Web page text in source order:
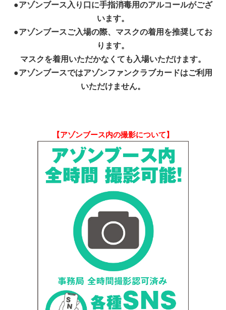
●アゾンブース入り口に手指消毒用のアルコールがござ
います。
●アゾンブースご入場の際、マスクの着用を推奨してお
ります。
マスクを着用いただかなくても入場いただけます。
●アゾンブースではアゾンファンクラブカードはご利用
いただけません。
【アゾンブース内の撮影について】